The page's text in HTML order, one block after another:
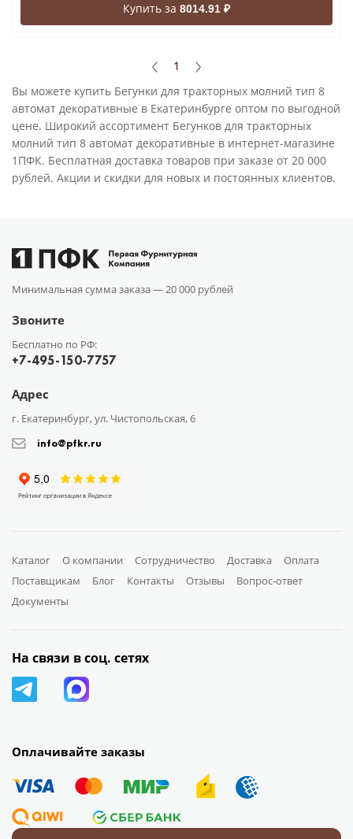
Купить за 8014.91 ₽
1
Вы можете купить Бегунки для тракторных молний тип 8
автомат декоративные в Екатеринбурге оптом по выгодной
цене. Широкий ассортимент Бегунков для тракторных
молний тип 8 автомат декоративные в интернет-магазине
1ПФК. Бесплатная доставка товаров при заказе от 20 000
рублей. Акции и скидки для новых и постоянных клиентов.
Минимальная сумма заказа —20 000 рублей
Звоните
Бесплатно по РФ:
+7-495-150-7757
Адрес
г. Екатеринбург, ул. Чистопольская, 6
info@pfkr.ru
Каталог О компании Сотрудничество Доставка
Оплата
Поставщикам
Блог Контакты Отзывы
Вопрос-ответ
Документы
Оплачивайте заказы
На связи в соц. сетях